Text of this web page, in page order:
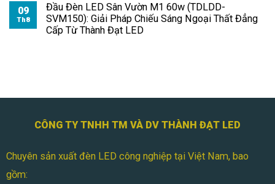
09
Th8
Đầu Đèn LED Sân Vườn M1 60w (TDLDD-
SVM150): Giải Pháp Chiếu Sáng Ngoại Thất Đẳng
Cấp Từ Thành Đạt LED
CÔNG TY TNHH TM VÀ DV THÀNH ĐẠT LED
Chuyên sản xuất đèn LED công nghiệp tại Việt Nam, bao
gồm: